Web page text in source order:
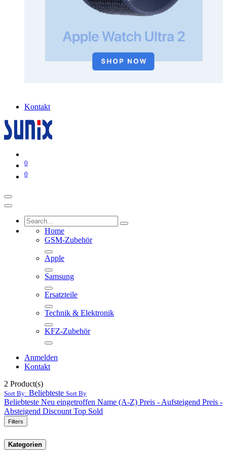
Kontakt
0
0
Home
GSM-Zubehör
Apple
Samsung
Ersatzteile
Technik & Elektronik
KFZ-Zubehör
Anmelden
Kontakt
2 Product(s)
Sort By: Beliebteste Sort By
Beliebteste Neu eingetroffen Name (A-Z) Preis - Aufsteigend Preis -
Absteigend Discount Top Sold
Filters
Kategorien